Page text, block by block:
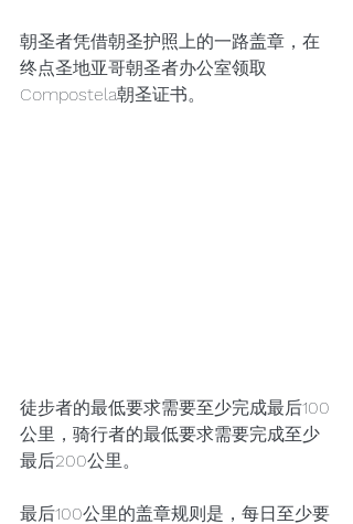
朝圣者凭借朝圣护照上的一路盖章，在
终点圣地亚哥朝圣者办公室领取
Compostela朝圣证书。
徒步者的最低要求需要至少完成最后100
公里，骑行者的最低要求需要完成至少
最后200公里。
最后100公里的盖章规则是，每日至少要